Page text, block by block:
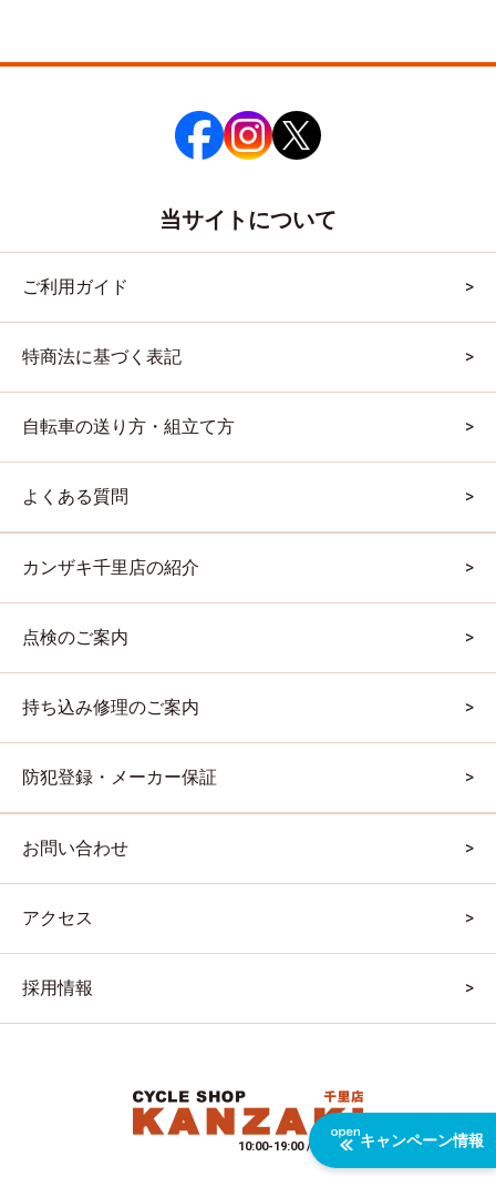
キャンペーン情報
当サイトについて
ご利用ガイド
特商法に基づく表記
自転車の送り方・組立て方
よくある質問
カンザキ千里店の紹介
点検のご案内
持ち込み修理のご案内
防犯登録・メーカー保証
お問い合わせ
アクセス
採用情報
10:00-19:00 / 水曜定休